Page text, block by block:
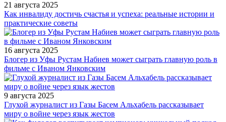
21 августа 2025
Как инвалиду достичь счастья и успеха: реальные истории и
практические советы
16 августа 2025
Блогер из Уфы Рустам Набиев может сыграть главную роль в
фильме с Иваном Янковским
9 августа 2025
Глухой журналист из Газы Басем Альхабель рассказывает
миру о войне через язык жестов